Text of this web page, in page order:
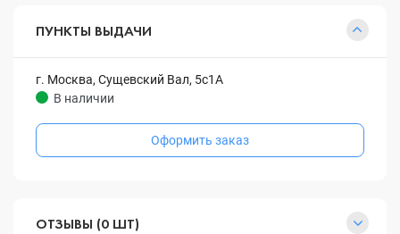
ПУНКТЫ ВЫДАЧИ
г. Москва, Сущевский Вал, 5с1А
В наличии
Оформить заказ
ОТЗЫВЫ (0 ШТ)